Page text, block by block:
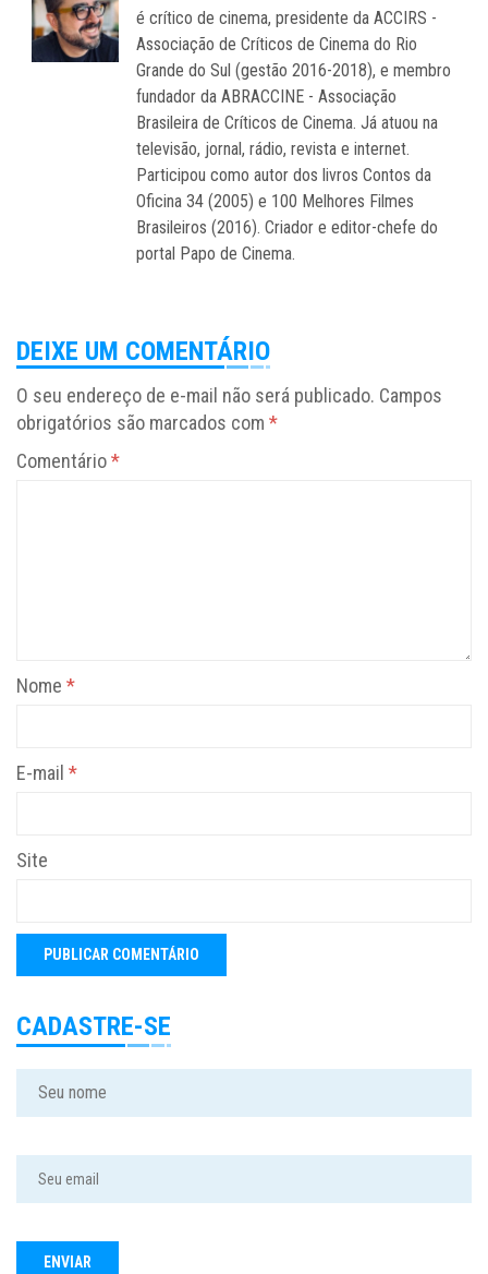
é crítico de cinema, presidente da ACCIRS -
Associação de Críticos de Cinema do Rio
Grande do Sul (gestão 2016-2018), e membro
fundador da ABRACCINE - Associação
Brasileira de Críticos de Cinema. Já atuou na
televisão, jornal, rádio, revista e internet.
Participou como autor dos livros Contos da
Oficina 34 (2005) e 100 Melhores Filmes
Brasileiros (2016). Criador e editor-chefe do
portal Papo de Cinema.
DEIXE UM COMENTÁRIO
O seu endereço de e-mail não será publicado. Campos
obrigatórios são marcados com *
Comentário*
Nome *
E-mail *
Site
CADASTRE-SE